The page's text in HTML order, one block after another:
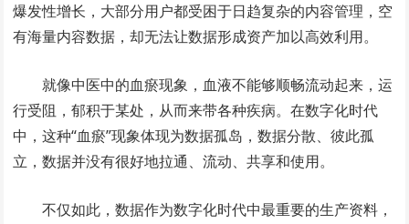
爆发性增长，大部分用户都受困于日趋复杂的内容管理，空
有海量内容数据，却无法让数据形成资产加以高效利用。
就像中医中的血瘀现象，血液不能够顺畅流动起来，运
行受阻，郁积于某处，从而来带各种疾病。在数字化时代
中，这种“血瘀”现象体现为数据孤岛，数据分散、彼此孤
立，数据并没有很好地拉通、流动、共享和使用。
不仅如此，数据作为数字化时代中最重要的生产资料，